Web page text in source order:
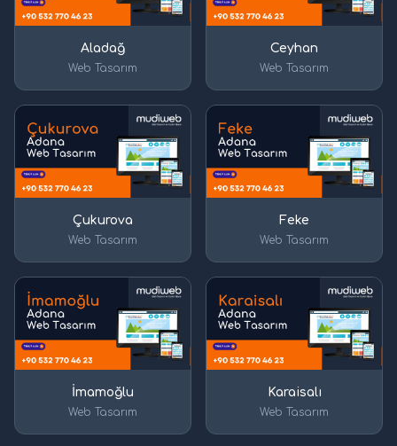
Aladağ
Web Tasarım
Ceyhan
Web Tasarım
Çukurova
Web Tasarım
Feke
Web Tasarım
İmamoğlu
Web Tasarım
Karaisalı
Web Tasarım